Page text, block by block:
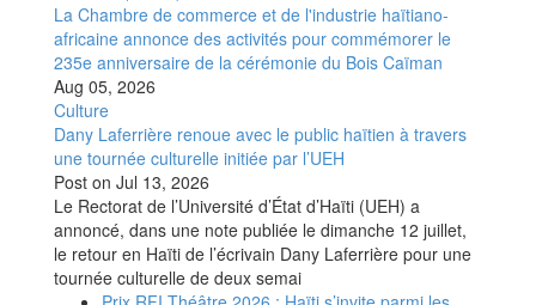
La Chambre de commerce et de l'industrie haïtiano-
africaine annonce des activités pour commémorer le
235e anniversaire de la cérémonie du Bois Caïman
Aug 05, 2026
Culture
Dany Laferrière renoue avec le public haïtien à travers
une tournée culturelle initiée par l’UEH
Post on Jul 13, 2026
Le Rectorat de l’Université d’État d’Haïti (UEH) a
annoncé, dans une note publiée le dimanche 12 juillet,
le retour en Haïti de l’écrivain Dany Laferrière pour une
tournée culturelle de deux semai